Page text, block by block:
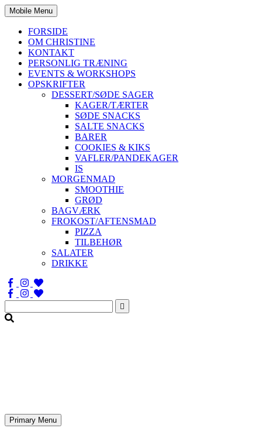
Mobile Menu
FORSIDE
OM CHRISTINE
KONTAKT
PERSONLIG TRÆNING
EVENTS & WORKSHOPS
OPSKRIFTER
DESSERT/SØDE SAGER
KAGER/TÆRTER
SØDE SNACKS
SALTE SNACKS
BARER
COOKIES & KIKS
VAFLER/PANDEKAGER
IS
MORGENMAD
SMOOTHIE
GRØD
BAGVÆRK
FROKOST/AFTENSMAD
PIZZA
TILBEHØR
SALATER
DRIKKE
Søg
efter:
Primary Menu